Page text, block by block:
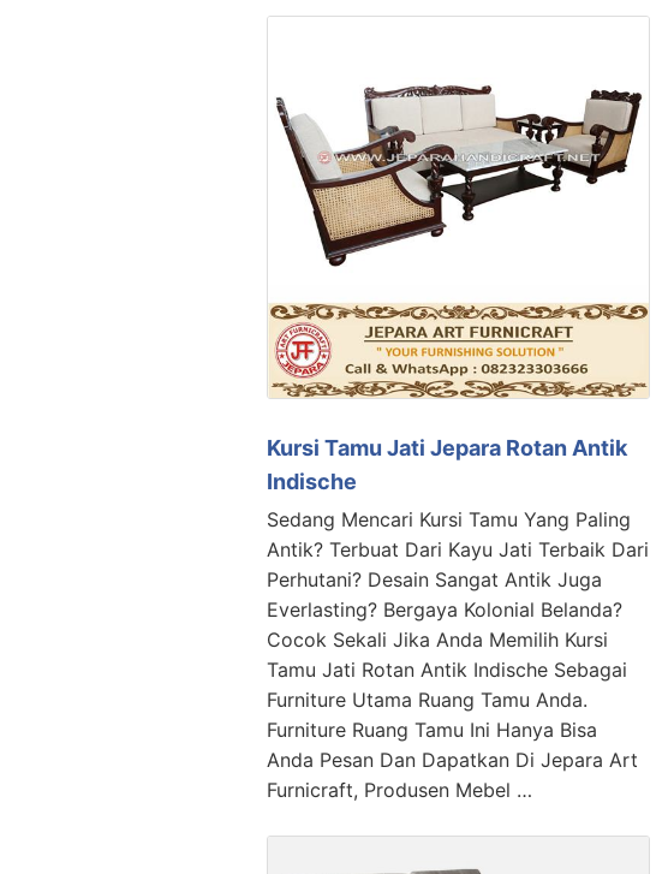
Kursi Tamu Jati Jepara Rotan Antik
Indische
Sedang Mencari Kursi Tamu Yang Paling
Antik? Terbuat Dari Kayu Jati Terbaik Dari
Perhutani? Desain Sangat Antik Juga
Everlasting? Bergaya Kolonial Belanda?
Cocok Sekali Jika Anda Memilih Kursi
Tamu Jati Rotan Antik Indische Sebagai
Furniture Utama Ruang Tamu Anda.
Furniture Ruang Tamu Ini Hanya Bisa
Anda Pesan Dan Dapatkan Di Jepara Art
Furnicraft, Produsen Mebel …